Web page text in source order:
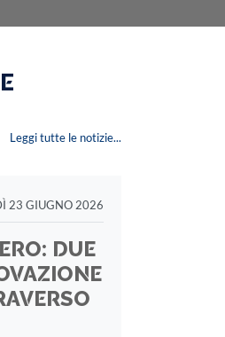
Leggi tutte le notizie...
23 GIUGNO 2026
DUE